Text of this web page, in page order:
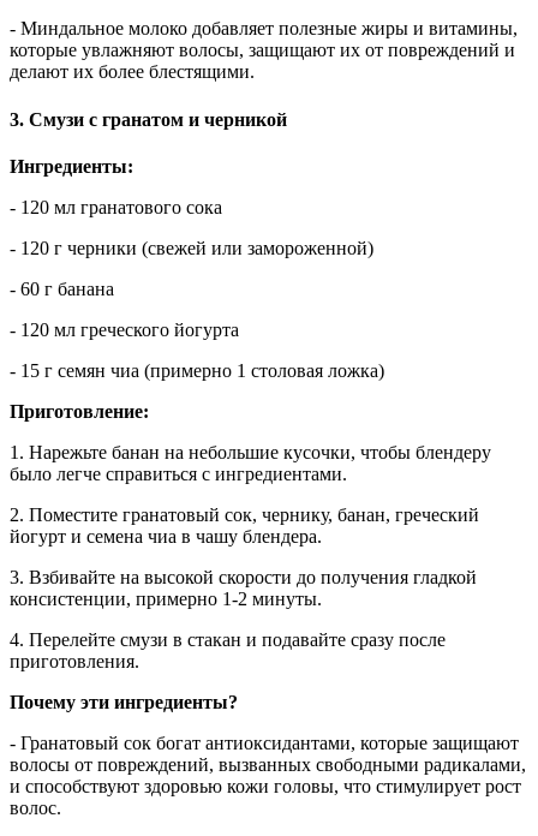
- Миндальное молоко добавляет полезные жиры и витамины,
которые увлажняют волосы, защищают их от повреждений и
делают их более блестящими.
3. Смузи с гранатом и черникой
Ингредиенты:
- 120 мл гранатового сока
- 120 г черники (свежей или замороженной)
- 60 г банана
- 120 мл греческого йогурта
- 15 г семян чиа (примерно 1 столовая ложка)
Приготовление:
1. Нарежьте банан на небольшие кусочки, чтобы блендеру
было легче справиться с ингредиентами.
2. Поместите гранатовый сок, чернику, банан, греческий
йогурт и семена чиа в чашу блендера.
3. Взбивайте на высокой скорости до получения гладкой
консистенции, примерно 1-2 минуты.
4. Перелейте смузи в стакан и подавайте сразу после
приготовления.
Почему эти ингредиенты?
- Гранатовый сок богат антиоксидантами, которые защищают
волосы от повреждений, вызванных свободными радикалами,
и способствуют здоровью кожи головы, что стимулирует рост
волос.